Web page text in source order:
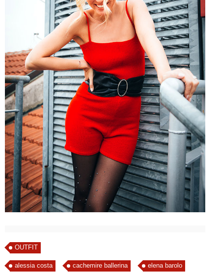
OUTFIT
alessia costa cachemire ballerina elena barolo